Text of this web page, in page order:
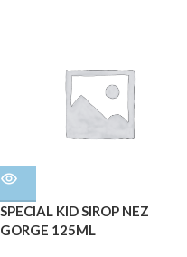
SPECIAL KID SIROP NEZ
GORGE 125ML